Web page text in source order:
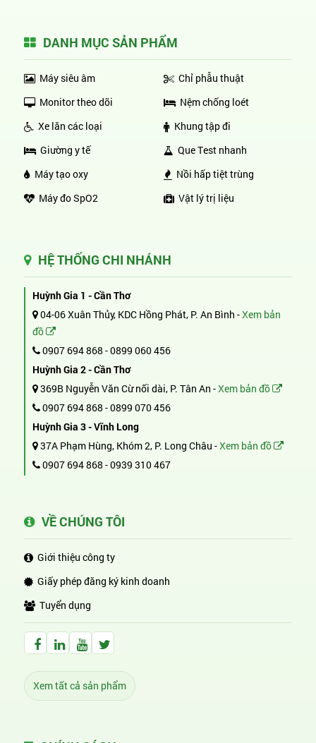
DANH MỤC SẢN PHẨM
Máy siêu âm
Monitor theo dõi
Xe lăn các loại
Giường y tế
Máy tạo oxy
Máy đo SpO2
Chỉ phẫu thuật
Nệm chống loét
Khung tập đi
Que Test nhanh
Nồi hấp tiệt trùng
Vật lý trị liệu
HỆ THỐNG CHI NHÁNH
Huỳnh Gia 1 - Cần Thơ
04-06 Xuân Thủy, KDC Hồng Phát, P. An Bình -Xem bản
đồ
0907 694 868 -0899 060 456
Huỳnh Gia 2 - Cần Thơ
369B Nguyễn Văn Cừ nối dài, P. Tân An -Xem bản đồ
0907 694 868 -0899 070 456
Huỳnh Gia 3 - Vĩnh Long
37A Phạm Hùng, Khóm 2, P. Long Châu -Xem bản đồ
0907 694 868 -0939 310 467
VỀ CHÚNG TÔI
Giới thiệu công ty
Giấy phép đăng ký kinh doanh
Tuyển dụng
Facebook Huỳnh Gia Alpha
LinkedIn Huỳnh Gia Alpha
YouTube Huỳnh Gia Alpha
Twitter Huỳnh Gia Alpha
Xem tất cả sản phẩm